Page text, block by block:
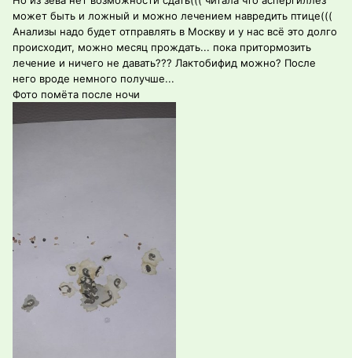
может быть и ложный и можно лечением навредить птице(((
Анализы надо будет отправлять в Москву и у нас всё это долго
происходит, можно месяц прождать... пока притормозить
лечение и ничего не давать??? Лактобифид можно? После
него вроде немного получше...
Фото помёта после ночи